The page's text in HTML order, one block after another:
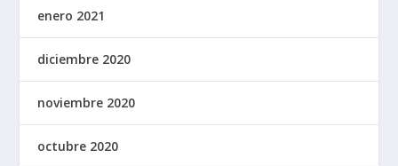
enero 2021
diciembre 2020
noviembre 2020
octubre 2020